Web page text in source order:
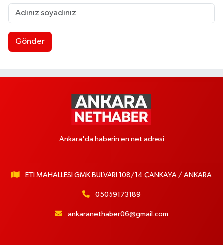
Gönder
Ankara'da haberin en net adresi
ETİ MAHALLESİ GMK BULVARI 108/14 ÇANKAYA / ANKARA
05059173189
ankaranethaber06@gmail.com